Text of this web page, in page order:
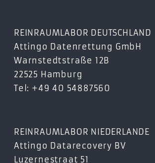
REINRAUMLABOR DEUTSCHLAND
Attingo Datenrettung GmbH
Warnstedtstraße 12B
22525 Hamburg
Tel: +49 40 54887560
REINRAUMLABOR NIEDERLANDE
Attingo Datarecovery BV
Luzernestraat 51